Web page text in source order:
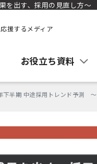
を出す、採用の見直し方〜
援するメディア
お役立ち資料
下半期 中途採用トレンド予測